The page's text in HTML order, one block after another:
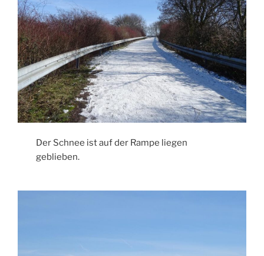
Der Schnee ist auf der Rampe liegen
geblieben.